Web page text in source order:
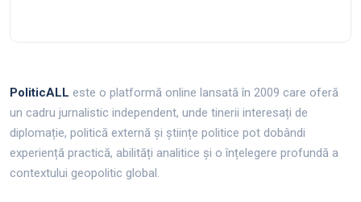
PoliticALL este o platformă online lansată în 2009 care oferă
un cadru jurnalistic independent, unde tinerii interesați de
diplomație, politică externă și științe politice pot dobândi
experiență practică, abilități analitice și o înțelegere profundă a
contextului geopolitic global.